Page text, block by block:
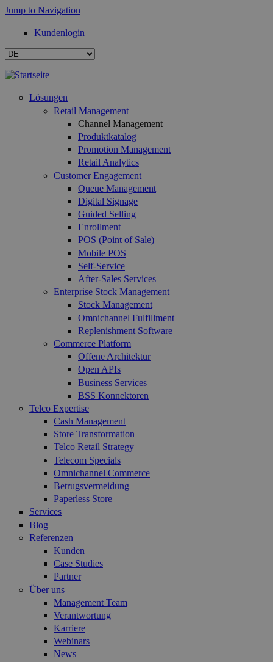
Jump to Navigation
Kundenlogin
Lösungen
Retail Management
Channel Management
Produktkatalog
Promotion Management
Retail Analytics
Customer Engagement
Queue Management
Digital Signage
Guided Selling
Enrollment
POS (Point of Sale)
Mobile POS
Self-Service
After-Sales Services
Enterprise Stock Management
Stock Management
Omnichannel Fulfillment
Replenishment Software
Commerce Platform
Offene Architektur
Open APIs
Business Services
BSS Konnektoren
Telco Expertise
Cash Management
Store Transformation
Telco Retail Strategy
Telecom Specials
Omnichannel Commerce
Betrugsvermeidung
Paperless Store
Services
Blog
Referenzen
Kunden
Case Studies
Partner
Über uns
Management Team
Verantwortung
Karriere
Webinars
News